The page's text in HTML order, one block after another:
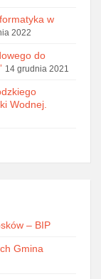
w
2022
do
14 grudnia 2021
Wodnej.
– BIP
Gmina